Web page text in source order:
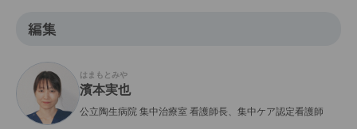
編集
はまもとみや
濱本実也
公立陶生病院 集中治療室 看護師長、集中ケア認定看護師